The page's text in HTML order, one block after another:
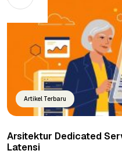
Artikel Terbaru
Arsitektur Dedicated
Latensi